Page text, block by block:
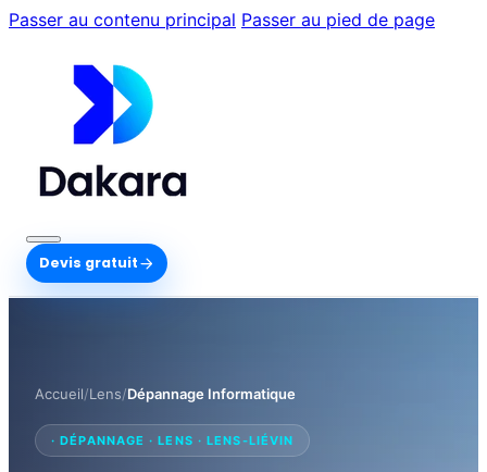
Passer au contenu principal Passer au pied de page
Devis gratuit
Accueil/Lens/Dépannage Informatique
· DÉPANNAGE · LENS · LENS-LIÉVIN